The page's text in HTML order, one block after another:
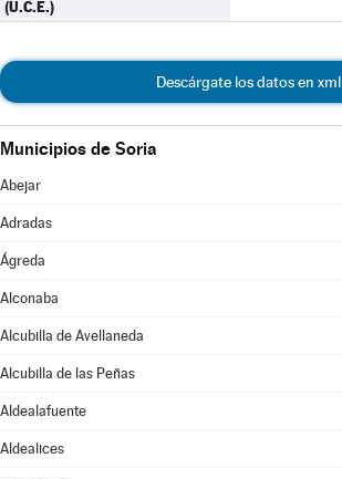
(U.C.E.)
Descárgate los datos en xml
Municipios de Soria
Abejar
Adradas
Ágreda
Alconaba
Alcubilla de Avellaneda
Alcubilla de las Peñas
Aldealafuente
Aldealices